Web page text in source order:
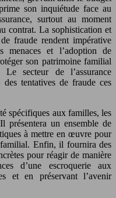
son inquiétude face au
surtout au moment
contrat. La sophistication et
fraude rendent impérative
menaces et l’adoption de
son patrimoine familial
Le secteur de l’assurance
tentatives de fraude ces
spécifiques aux familles, les
présentera un ensemble de
à mettre en œuvre pour
Enfin, il fournira des
pour réagir de manière
d’une escroquerie aux
et en préservant l’avenir